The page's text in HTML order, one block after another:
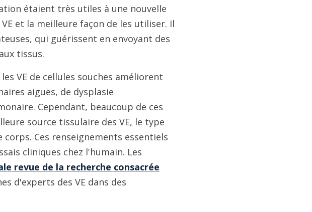
étaient très utiles à une nouvelle
et la meilleure façon de les utiliser. Il
qui guérissent en envoyant des
tissus.
VE de cellules souches améliorent
aiguës, de dysplasie
Cependant, beaucoup de ces
source tissulaire des VE, le type
Ces renseignements essentiels
cliniques chez l'humain. Les
revue de la recherche consacrée
d'experts des VE dans des